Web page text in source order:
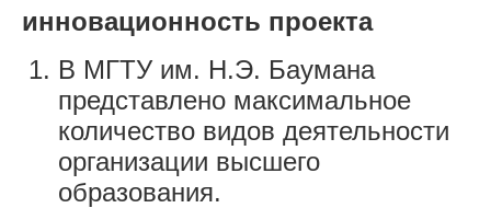
инновационность проекта
В МГТУ им. Н.Э. Баумана
представлено максимальное
количество видов деятельности
организации высшего
образования.